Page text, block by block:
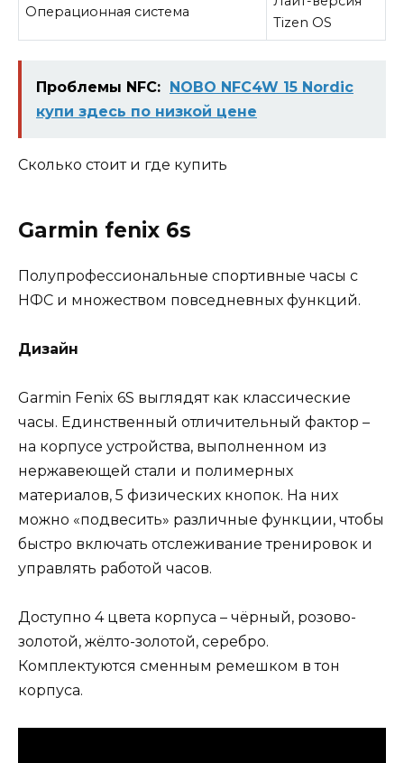
Операционная система
Tizen OS
Проблемы NFC: NOBO NFC4W 15 Nordic
купи здесь по низкой цене
Сколько стоит и где купить
Garmin fenix 6s
Полупрофессиональные спортивные часы с
НФС и множеством повседневных функций.
Дизайн
Garmin Fenix 6S выглядят как классические
часы. Единственный отличительный фактор –
на корпусе устройства, выполненном из
нержавеющей стали и полимерных
материалов, 5 физических кнопок. На них
можно «подвесить» различные функции, чтобы
быстро включать отслеживание тренировок и
управлять работой часов.
Доступно 4 цвета корпуса – чёрный, розово-
золотой, жёлто-золотой, серебро.
Комплектуются сменным ремешком в тон
корпуса.